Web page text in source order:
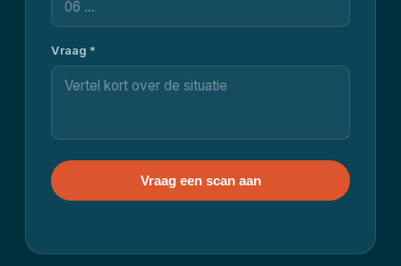
Vraag *
Vraag een scan aan